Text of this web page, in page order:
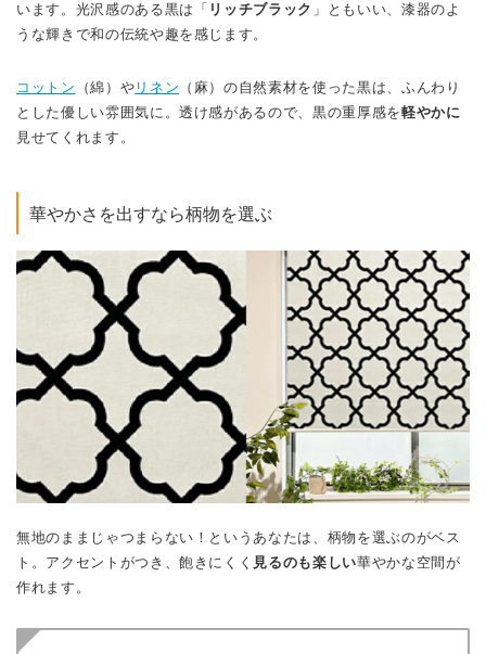
います。光沢感のある黒は「 リッチブラック 」ともいい、漆器のよ
うな輝きで和の伝統や趣を感じます。
コットン （綿）や リネン （麻）の自然素材を使った黒は、ふんわり
とした優しい雰囲気に。透け感があるので、黒の重厚感を軽やかに
見せてくれます。
華やかさを出すなら柄物を選ぶ
無地のままじゃつまらない！というあなたは、柄物を選ぶのがベス
ト。アクセントがつき、飽きにくく 見るのも楽しい華やかな空間が
作れます。